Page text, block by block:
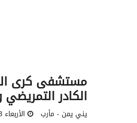
مستشفى كرى
الكادر
يني يمن - مأرب الأربعاء 13 مايو ,2026 12:15 صباحاً